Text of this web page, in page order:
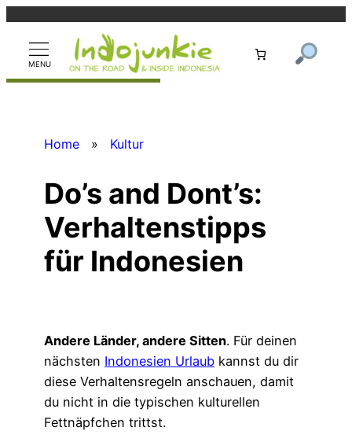
springen
Home » Kultur
Do’s and Dont’s:
Verhaltenstipps
für Indonesien
Andere Länder, andere Sitten. Für deinen
nächsten Indonesien Urlaub kannst du dir
diese Verhaltensregeln anschauen, damit
du nicht in die typischen kulturellen
Fettnäpfchen trittst.